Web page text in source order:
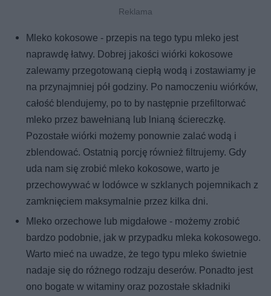
Mleko kokosowe - przepis na tego typu mleko jest
naprawdę łatwy. Dobrej jakości wiórki kokosowe
zalewamy przegotowaną ciepłą wodą i zostawiamy je
na przynajmniej pół godziny. Po namoczeniu wiórków,
całość blendujemy, po to by następnie przefiltorwać
mleko przez bawełnianą lub lnianą ściereczkę.
Pozostałe wiórki możemy ponownie zalać wodą i
zblendować. Ostatnią porcję również filtrujemy. Gdy
uda nam się zrobić mleko kokosowe, warto je
przechowywać w lodówce w szklanych pojemnikach z
zamknięciem maksymalnie przez kilka dni.
Mleko orzechowe lub migdałowe - możemy zrobić
bardzo podobnie, jak w przypadku mleka kokosowego.
Warto mieć na uwadze, że tego typu mleko świetnie
nadaje się do różnego rodzaju deserów. Ponadto jest
ono bogate w witaminy oraz pozostałe składniki